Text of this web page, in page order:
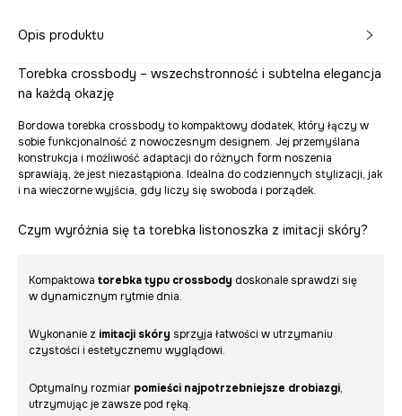
Opis produktu
Torebka crossbody – wszechstronność i subtelna elegancja
na każdą okazję
Bordowa torebka crossbody to kompaktowy dodatek, który łączy w
sobie funkcjonalność z nowoczesnym designem. Jej przemyślana
konstrukcja i możliwość adaptacji do różnych form noszenia
sprawiają, że jest niezastąpiona. Idealna do codziennych stylizacji, jak
i na wieczorne wyjścia, gdy liczy się swoboda i porządek.
Czym wyróżnia się ta torebka listonoszka z imitacji skóry?
Kompaktowa torebka typu crossbody doskonale sprawdzi się
w dynamicznym rytmie dnia.
Wykonanie z imitacji skóry sprzyja łatwości w utrzymaniu
czystości i estetycznemu wyglądowi.
Optymalny rozmiar pomieści najpotrzebniejsze drobiazgi,
utrzymując je zawsze pod ręką.